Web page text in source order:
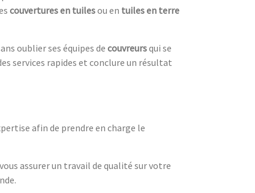
couvertures en tuilesou en tuiles en terre
oublier ses équipes de couvreursqui se
services rapides et conclure un résultat
afin de prendre en charge le
assurer un travail de qualité sur votre